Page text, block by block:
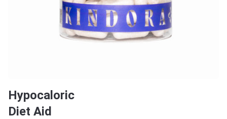
Hypocaloric
Diet Aid